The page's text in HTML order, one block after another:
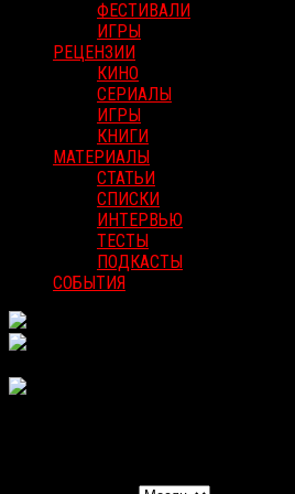
ФЕСТИВАЛИ
ИГРЫ
РЕЦЕНЗИИ
КИНО
СЕРИАЛЫ
ИГРЫ
КНИГИ
МАТЕРИАЛЫ
СТАТЬИ
СПИСКИ
ИНТЕРВЬЮ
ТЕСТЫ
ПОДКАСТЫ
СОБЫТИЯ